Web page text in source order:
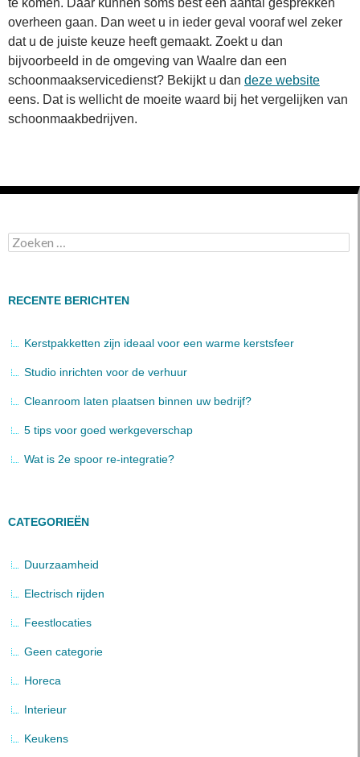
te komen. Daar kunnen soms best een aantal gesprekken
overheen gaan. Dan weet u in ieder geval vooraf wel zeker
dat u de juiste keuze heeft gemaakt. Zoekt u dan
bijvoorbeeld in de omgeving van Waalre dan een
schoonmaakservicedienst? Bekijkt u dan deze website
eens. Dat is wellicht de moeite waard bij het vergelijken van
schoonmaakbedrijven.
Zoeken
naar:
RECENTE BERICHTEN
Kerstpakketten zijn ideaal voor een warme kerstsfeer
Studio inrichten voor de verhuur
Cleanroom laten plaatsen binnen uw bedrijf?
5 tips voor goed werkgeverschap
Wat is 2e spoor re-integratie?
CATEGORIEËN
Duurzaamheid
Electrisch rijden
Feestlocaties
Geen categorie
Horeca
Interieur
Keukens